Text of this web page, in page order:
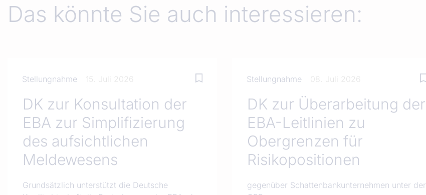
Das könnte Sie auch interessieren:
Stellungnahme 15. Juli 2026
DK zur Konsultation der
EBA zur Simplifizierung
des aufsichtlichen
Meldewesens
Grundsätzlich unterstützt die Deutsche
Stellungnahme 08. Juli 2026
DK zur Überarbeitung der
EBA-Leitlinien zu
Obergrenzen für
Risikopositionen
gegenüber Schattenbankunternehmen unter der